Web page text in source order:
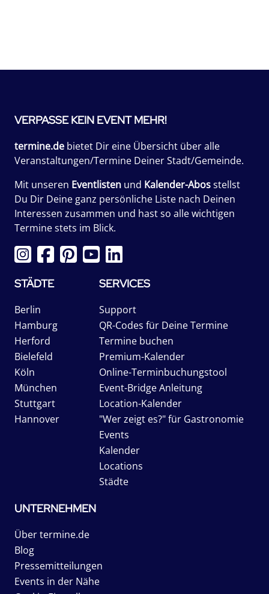
VERPASSE KEIN EVENT MEHR!
termine.de bietet Dir eine Übersicht über alle
Veranstaltungen/Termine Deiner Stadt/Gemeinde.
Mit unseren Eventlisten und Kalender-Abosstellst
Du Dir Deine ganz persönliche Liste nach Deinen
Interessen zusammen und hast so alle wichtigen
Termine stets im Blick.
STÄDTE
Berlin
Hamburg
Herford
Bielefeld
Köln
München
Stuttgart
Hannover
SERVICES
Support
QR-Codes für Deine Termine
Termine buchen
Premium-Kalender
Online-Terminbuchungstool
Event-Bridge Anleitung
Location-Kalender
"Wer zeigt es?" für Gastronomie
Events
Kalender
Locations
Städte
UNTERNEHMEN
Über termine.de
Blog
Pressemitteilungen
Events in der Nähe